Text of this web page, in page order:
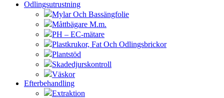
Odlingsutrustning
Mylar Och Bassängfolie
Måttbägare M.m.
PH – EC-mätare
Plastkrukor, Fat Och Odlingsbrickor
Plantstöd
Skadedjurskontroll
Väskor
Efterbehandling
Extraktion